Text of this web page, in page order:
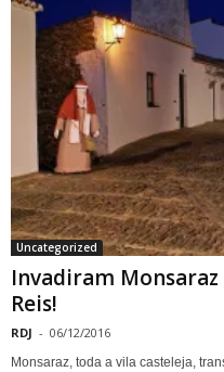
Uncategorized
Invadiram
Reis!
RDJ - 06/12/2016
Monsaraz, toda a vila casteleja,